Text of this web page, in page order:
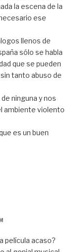
la escena de la
ese
llenos de
sólo se habla
que se pueden
tanto abuso de
ninguna y nos
ambiente violento
es un buen
película acaso?